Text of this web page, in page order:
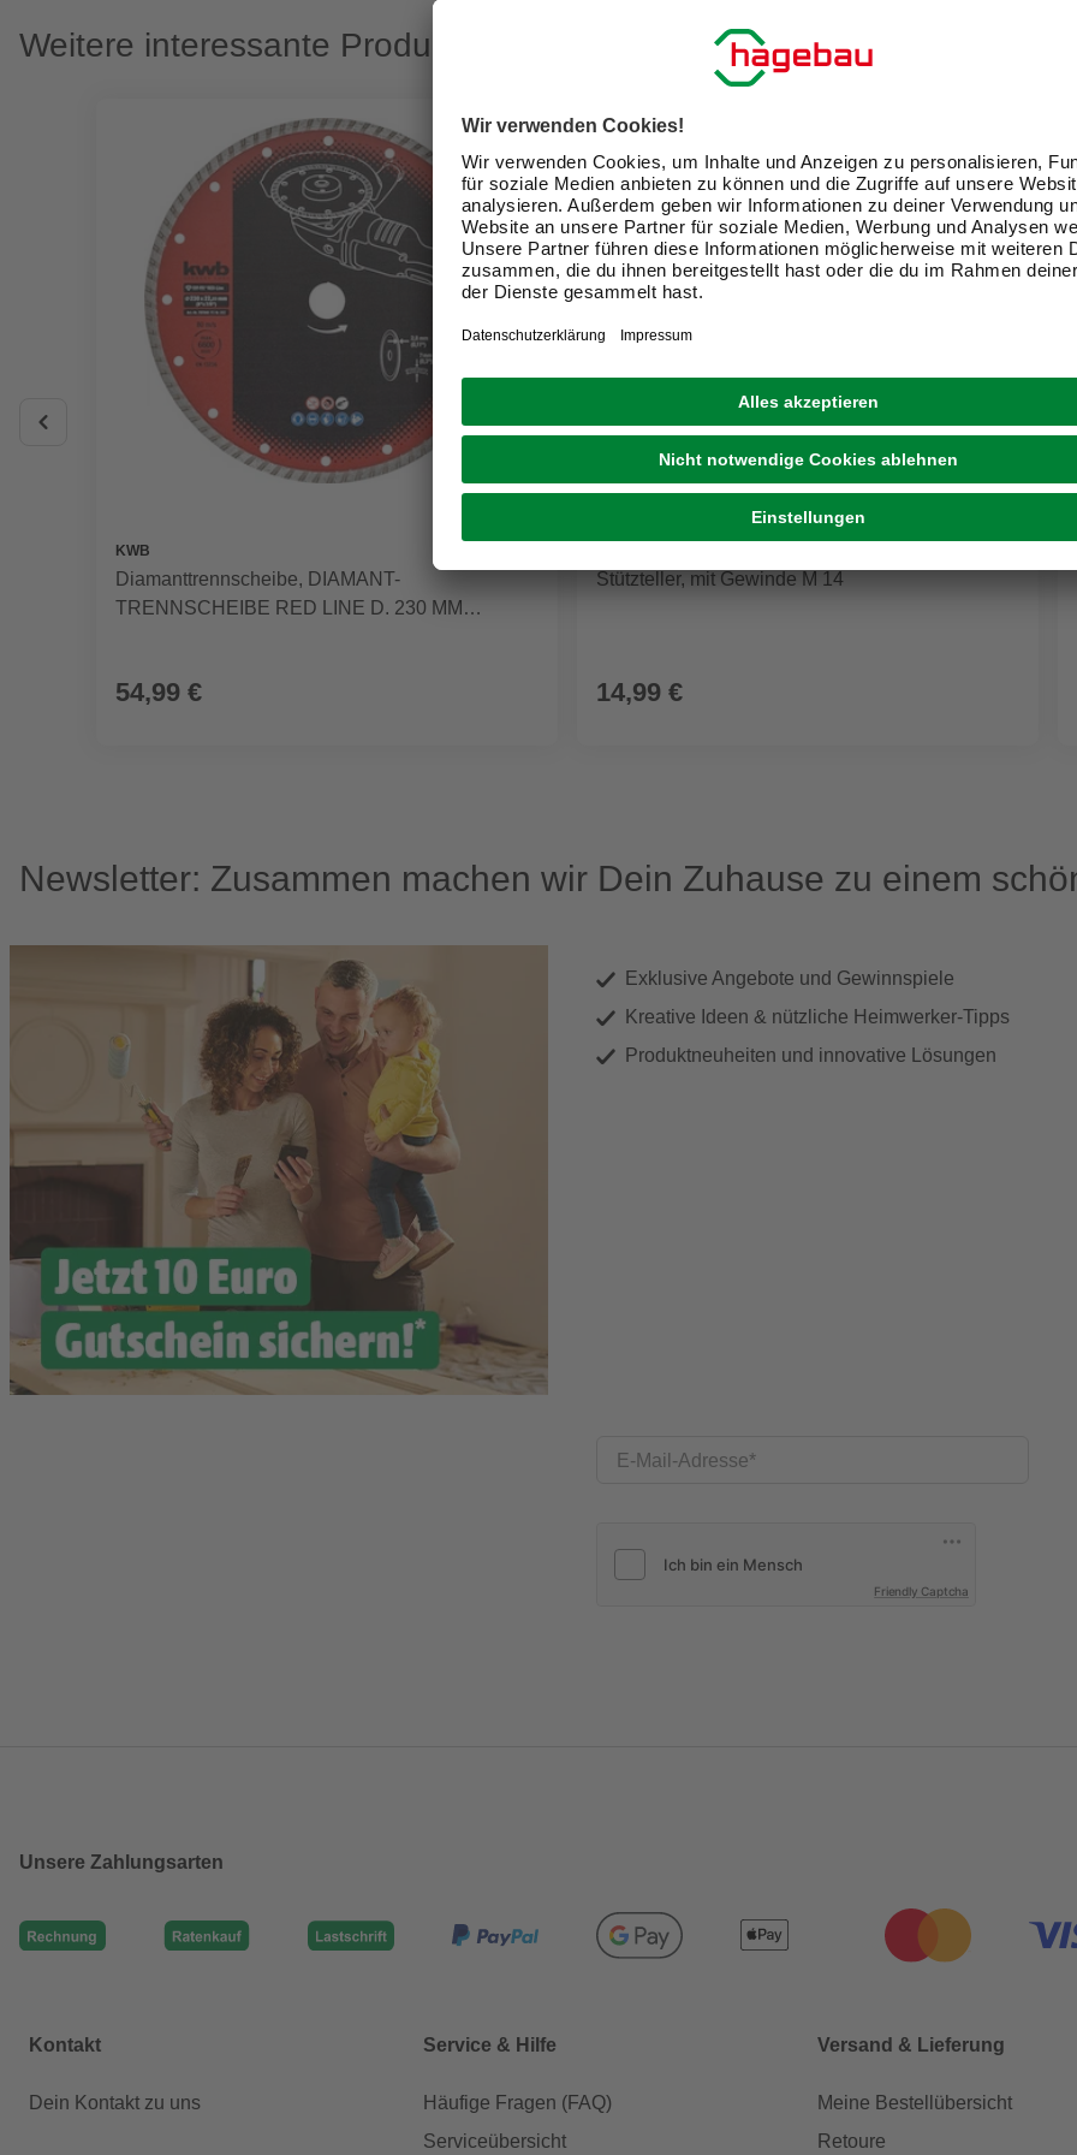
Weitere interessante Produkte
KWB
Diamanttrennscheibe, DIAMANT-
TRENNSCHEIBE RED LINE D. 230 MM
54,99 €
Stützteller, mit Gewinde M 14
14,99 €
Newsletter: Zusammen machen wir Dein Zuhause zu einem
Exklusive Angebote und Gewinnspiele
Kreative Ideen & nützliche Heimwerker-Tipps
Produktneuheiten und innovative Lösungen
E-Mail-Adresse
Friendly Captcha
Unsere Zahlungsarten
Kontakt
Dein Kontakt zu uns
Service & Hilfe
Häufige Fragen (FAQ)
Serviceübersicht
Versand & Lieferung
Meine Bestellübersicht
Retoure